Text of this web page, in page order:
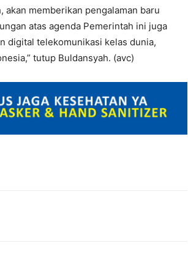
akan memberikan pengalaman baru
atas agenda Pemerintah ini juga
digital telekomunikasi kelas dunia,
tutup Buldansyah. (avc)